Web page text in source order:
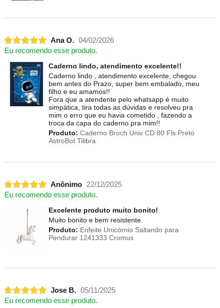
Ana O. 04/02/2026
Eu recomendo esse produto.
Caderno lindo, atendimento excelente!!
Caderno lindo , atendimento excelente, chegou
bem antes do Prazo, super bem embalado, meu
filho e eu amamos!!
Fora que a atendente pelo whatsapp é muito
simpática, tira todas as dúvidas e resolveu pra
mim o erro que eu havia cometido , fazendo a
troca da capa do caderno pra mim!!
Produto: Caderno Broch Univ CD 80 Fls Preto
AstroBot Tilibra
Anônimo
22/12/2025
Eu recomendo esse produto.
Excelente produto muito bonito!
Muito bonito e bem resistente.
Produto: Enfeite Unicórnio Saltando para
Pendurar 1241333 Cromus
Jose B. 05/11/2025
Eu recomendo esse produto.